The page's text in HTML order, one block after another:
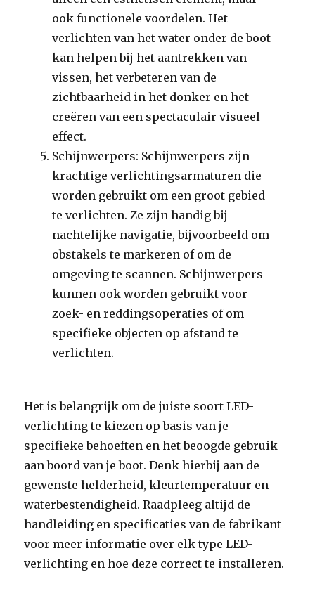
ook functionele voordelen. Het
verlichten van het water onder de boot
kan helpen bij het aantrekken van
vissen, het verbeteren van de
zichtbaarheid in het donker en het
creëren van een spectaculair visueel
effect.
Schijnwerpers: Schijnwerpers zijn
krachtige verlichtingsarmaturen die
worden gebruikt om een ​​groot gebied
te verlichten. Ze zijn handig bij
nachtelijke navigatie, bijvoorbeeld om
obstakels te markeren of om de
omgeving te scannen. Schijnwerpers
kunnen ook worden gebruikt voor
zoek- en reddingsoperaties of om
specifieke objecten op afstand te
verlichten.
Het is belangrijk om de juiste soort LED-
verlichting te kiezen op basis van je
specifieke behoeften en het beoogde gebruik
aan boord van je boot. Denk hierbij aan de
gewenste helderheid, kleurtemperatuur en
waterbestendigheid. Raadpleeg altijd de
handleiding en specificaties van de fabrikant
voor meer informatie over elk type LED-
verlichting en hoe deze correct te installeren.